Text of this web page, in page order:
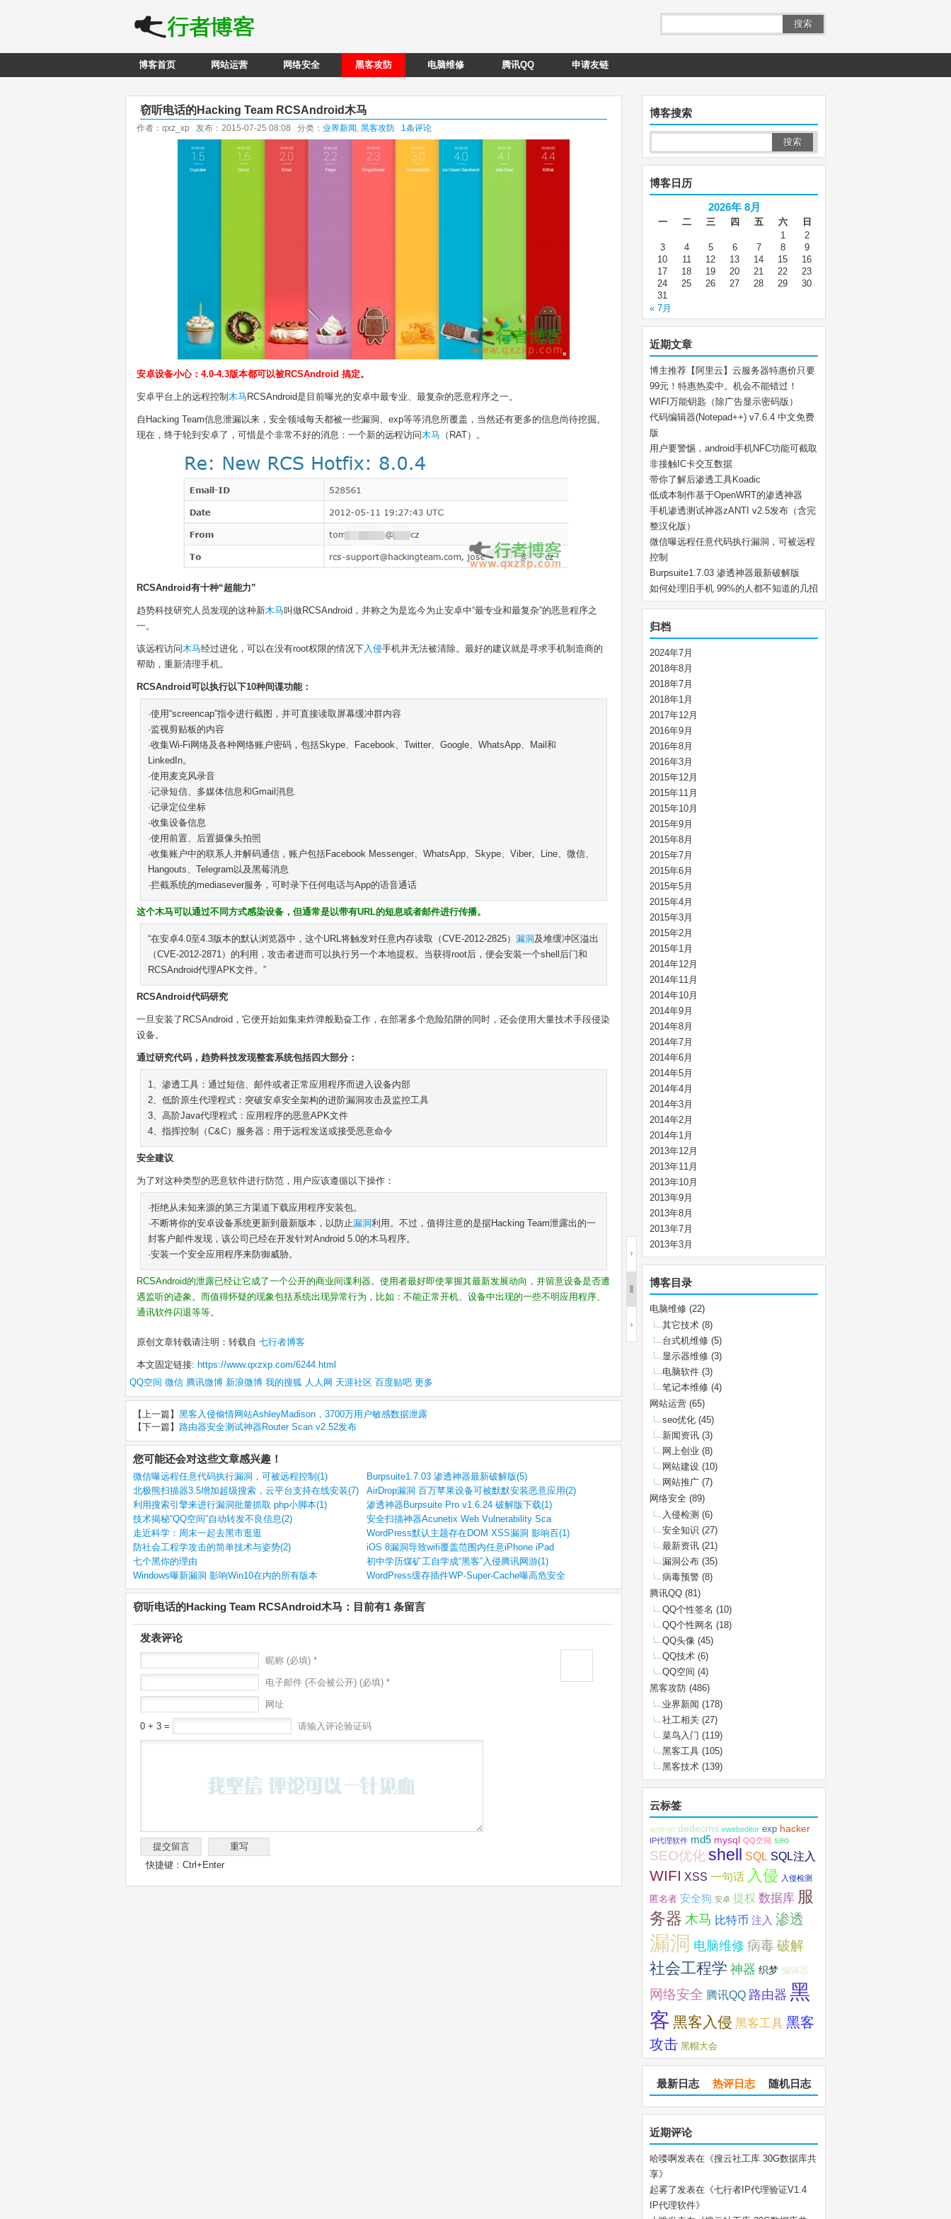
搜索
博客首页 网站运营 网络安全 黑客攻防 电脑维修 腾讯QQ 申请友链
窃听电话的Hacking Team RCSAndroid木马
作者：qxz_xp 发布：2015-07-25 08:08 分类： 业界新闻, 黑客攻防 1条评论
安卓设备小心：4.0-4.3版本都可以被RCSAndroid 搞定。
安卓平台上的远程控制 木马 RCSAndroid是目前曝光的安卓中最专业、最复杂的恶意程序之一。
自Hacking Team信息泄漏以来，安全领域每天都被一些漏洞、exp等等消息所覆盖，当然还有更多的信息尚待挖掘。
现在，终于轮到安卓了，可惜是个非常不好的消息：一个新的远程访问木马 （RAT）。
RCSAndroid有十种“超能力”
趋势科技研究人员发现的这种新木马叫做RCSAndroid，并称之为是迄今为止安卓中“最专业和最复杂”的恶意程序之
一。
该远程访问木马经过进化，可以在没有root权限的情况下入侵手机并无法被清除。最好的建议就是寻求手机制造商的
帮助，重新清理手机。
RCSAndroid可以执行以下10种间谍功能：
·使用“screencap”指令进行截图，并可直接读取屏幕缓冲群内容
·监视剪贴板的内容
·收集Wi-Fi网络及各种网络账户密码，包括Skype、Facebook、Twitter、Google、WhatsApp、Mail和
LinkedIn。
·使用麦克风录音
·记录短信、多媒体信息和Gmail消息
·记录定位坐标
·收集设备信息
·使用前置、后置摄像头拍照
·收集账户中的联系人并解码通信，账户包括Facebook Messenger、WhatsApp、Skype、Viber、Line、微信、
Hangouts、Telegram以及黑莓消息
·拦截系统的mediasever服务，可时录下任何电话与App的语音通话
这个木马可以通过不同方式感染设备，但通常是以带有URL的短息或者邮件进行传播。
“在安卓4.0至4.3版本的默认浏览器中，这个URL将触发对任意内存读取（CVE-2012-2825） 漏洞及堆缓冲区溢出
（CVE-2012-2871）的利用，攻击者进而可以执行另一个本地提权。当获得root后，便会安装一个shell后门和
RCSAndroid代理APK文件。”
RCSAndroid代码研究
一旦安装了RCSAndroid，它便开始如集束炸弹般勤奋工作，在部署多个危险陷阱的同时，还会使用大量技术手段侵染
设备。
通过研究代码，趋势科技发现整套系统包括四大部分：
1、渗透工具：通过短信、邮件或者正常应用程序而进入设备内部
2、低阶原生代理程式：突破安卓安全架构的进阶漏洞攻击及监控工具
3、高阶Java代理程式：应用程序的恶意APK文件
4、指挥控制（C&C）服务器：用于远程发送或接受恶意命令
安全建议
为了对这种类型的恶意软件进行防范，用户应该遵循以下操作：
·拒绝从未知来源的第三方渠道下载应用程序安装包。
·不断将你的安卓设备系统更新到最新版本，以防止漏洞利用。不过，值得注意的是据Hacking Team泄露出的一
封客户邮件发现，该公司已经在开发针对Android 5.0的木马程序。
·安装一个安全应用程序来防御威胁。
RCSAndroid的泄露已经让它成了一个公开的商业间谍利器。使用者最好即使掌握其最新发展动向，并留意设备是否遭
遇监听的迹象。而值得怀疑的现象包括系统出现异常行为，比如：不能正常开机、设备中出现的一些不明应用程序、
通讯软件闪退等等。
原创文章转载请注明：转载自 七行者博客
本文固定链接: https://www.qxzxp.com/6244.html
QQ空间 微信 腾讯微博 新浪微博 我的搜狐 人人网 天涯社区 百度贴吧 更多
【上一篇】 黑客入侵偷情网站AshleyMadison，3700万用户敏感数据泄露
【下一篇】 路由器安全测试神器Router Scan v2.52发布
您可能还会对这些文章感兴趣！
微信曝远程任意代码执行漏洞，可被远程控制(1)
Burpsuite1.7.03 渗透神器最新破解版(5)
北极熊扫描器3.5增加超级搜索，云平台支持在线安装(7)
AirDrop漏洞 百万苹果设备可被默默安装恶意应用(2)
利用搜索引擎来进行漏洞批量抓取 php小脚本(1)
渗透神器Burpsuite Pro v1.6.24 破解版下载(1)
技术揭秘“QQ空间”自动转发不良信息(2)
安全扫描神器Acunetix Web Vulnerability Sca
走近科学：周末一起去黑市逛逛
WordPress默认主题存在DOM XSS漏洞 影响百(1)
防社会工程学攻击的简单技术与姿势(2)
iOS 8漏洞导致wifi覆盖范围内任意iPhone iPad
七个黑你的理由
初中学历煤矿工自学成“黑客”入侵腾讯网游(1)
Windows曝新漏洞 影响Win10在内的所有版本
WordPress缓存插件WP-Super-Cache曝高危安全
窃听电话的Hacking Team RCSAndroid木马：目前有1 条留言
发表评论
昵称 (必填) *
电子邮件 (不会被公开) (必填) *
网址
0 + 3 = 请输入评论验证码
快捷键：Ctrl+Enter
博客搜索
博客日历
2026年 8月
一 二 三 四 五 六
日
1
2
3
4 5 6 7 8
9
10
11 12 13 14 15
16
17
18 19 20 21 22
23
24
25 26 27 28 29
30
31
« 7月
近期文章
博主推荐【阿里云】云服务器特惠价只要
99元！特惠热卖中。机会不能错过！
WIFI万能钥匙（除广告显示密码版）
代码编辑器(Notepad++) v7.6.4 中文免费
版
用户要警惕，android手机NFC功能可截取
非接触IC卡交互数据
带你了解后渗透工具Koadic
低成本制作基于OpenWRT的渗透神器
手机渗透测试神器zANTI v2.5发布（含完
整汉化版）
微信曝远程任意代码执行漏洞，可被远程
控制
Burpsuite1.7.03 渗透神器最新破解版
如何处理旧手机 99%的人都不知道的几招
归档
2024年7月
2018年8月
2018年7月
2018年1月
2017年12月
2016年9月
2016年8月
2016年3月
2015年12月
2015年11月
2015年10月
2015年9月
2015年8月
2015年7月
2015年6月
2015年5月
2015年4月
2015年3月
2015年2月
2015年1月
2014年12月
2014年11月
2014年10月
2014年9月
2014年8月
2014年7月
2014年6月
2014年5月
2014年4月
2014年3月
2014年2月
2014年1月
2013年12月
2013年11月
2013年10月
2013年9月
2013年8月
2013年7月
2013年3月
博客目录
电脑维修 (22)
其它技术 (8)
台式机维修 (5)
显示器维修 (3)
电脑软件 (3)
笔记本维修 (4)
网站运营 (65)
seo优化 (45)
新闻资讯 (3)
网上创业 (8)
网站建设 (10)
网站推广 (7)
网络安全 (89)
入侵检测 (6)
安全知识 (27)
最新资讯 (21)
漏洞公布 (35)
病毒预警 (8)
腾讯QQ (81)
QQ个性签名 (10)
QQ个性网名 (18)
QQ头像 (45)
QQ技术 (6)
QQ空间 (4)
黑客攻防 (486)
业界新闻 (178)
社工相关 (27)
菜鸟入门 (119)
黑客工具 (105)
黑客技术 (139)
云标签
android dedecms ewebeditor exp hacker
IP代理软件 md5 mysql QQ空间 seo
SEO优化shell SQL SQL注入
WIFI XSS 一句话 入侵 入侵检测
匿名者 安全狗 安卓 提权 数据库 服
务器 木马 比特币 注入 渗透
漏洞 电脑维修 病毒 破解
社会工程学 神器 织梦 编辑器
网络安全 腾讯QQ 路由器 黑
客 黑客入侵 黑客工具 黑客
攻击 黑帽大会
最新日志 热评日志 随机日志
近期评论
哈喽啊发表在《搜云社工库 30G数据库共
享》
起雾了发表在《七行者IP代理验证V1.4
IP代理软件》